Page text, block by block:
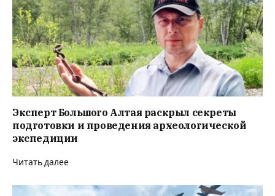
Эксперт Большого Алтая раскрыл секреты
подготовки и проведения археологической
экспедиции
Читать далее